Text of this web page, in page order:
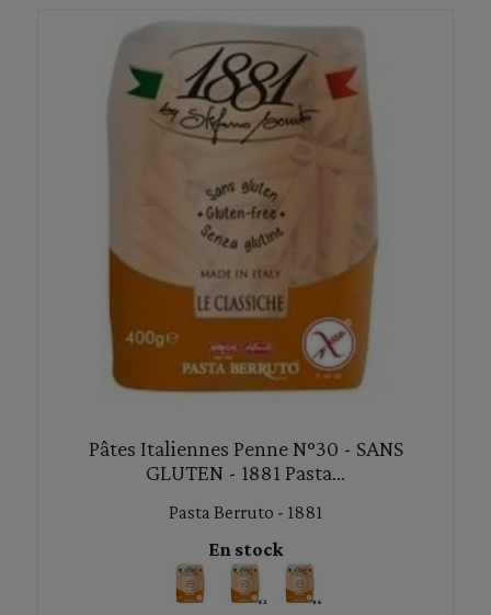
Pâtes Italiennes Penne N°30 - SANS
GLUTEN - 1881 Pasta...
Pasta Berruto - 1881
En stock